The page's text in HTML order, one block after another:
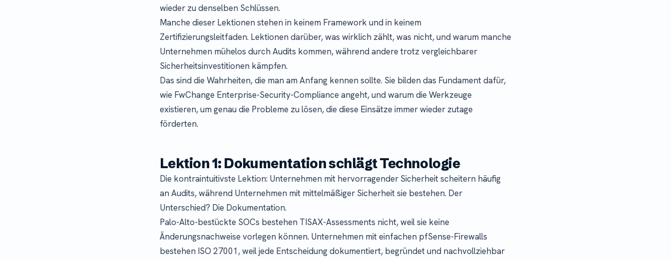
wieder zu denselben Schlüssen.
Manche dieser Lektionen stehen in keinem Framework und in keinem
Zertifizierungsleitfaden. Lektionen darüber, was wirklich zählt, was nicht, und warum manche
Unternehmen mühelos durch Audits kommen, während andere trotz vergleichbarer
Sicherheitsinvestitionen kämpfen.
Das sind die Wahrheiten, die man am Anfang kennen sollte. Sie bilden das Fundament dafür,
wie FwChange Enterprise-Security-Compliance angeht, und warum die Werkzeuge
existieren, um genau die Probleme zu lösen, die diese Einsätze immer wieder zutage
förderten.
Lektion 1: Dokumentation schlägt Technologie
Die kontraintuitivste Lektion: Unternehmen mit hervorragender Sicherheit scheitern häufig
an Audits, während Unternehmen mit mittelmäßiger Sicherheit sie bestehen. Der
Unterschied? Die Dokumentation.
Palo-Alto-bestückte SOCs bestehen TISAX-Assessments nicht, weil sie keine
Änderungsnachweise vorlegen können. Unternehmen mit einfachen pfSense-Firewalls
bestehen ISO 27001, weil jede Entscheidung dokumentiert, begründet und nachvollziehbar